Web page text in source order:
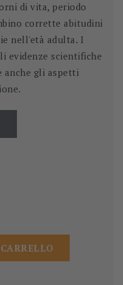
di vita, periodo
corrette abitudini
nell'età adulta. I
evidenze scientifiche
anche gli aspetti